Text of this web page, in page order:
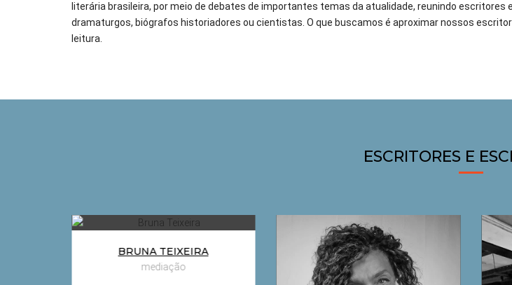
literária brasileira, por meio de debates de importantes temas da atualidade, reunindo
dramaturgos, biógrafos historiadores ou cientistas. O que buscamos é aproximar nossos
leitura.
ESCRITORES E
A construção da violência
sociedade brasileira
BRUNA TEIXEIRA
mediação